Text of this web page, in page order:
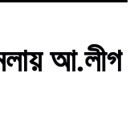
আ.লীগ